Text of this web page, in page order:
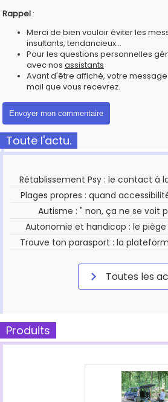
Rappel :
Merci de bien vouloir éviter les
insultants, tendancieux...
Pour les questions personnelles
avec nos assistants
Avant d'être affiché, votre
mail que vous recevrez.
Toute l'actu.
Rétablissement Psy : le contact à
Plages propres : quand
Autisme : " non, ça ne se voit
Autonomie et handicap : le
Trouve ton parasport : la
Toutes les
Produits